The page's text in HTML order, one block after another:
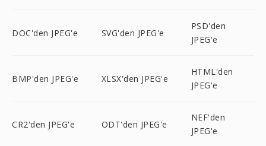
DOC'den JPEG'e SVG'den JPEG'e
PSD'den
JPEG'e
BMP'den JPEG'e XLSX'den JPEG'e
HTML'den
JPEG'e
CR2'den JPEG'e ODT'den JPEG'e
NEF'den
JPEG'e